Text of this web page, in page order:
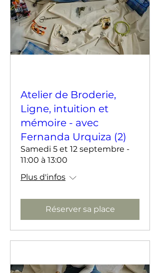
Atelier de Broderie,
Ligne, intuition et
mémoire - avec
Fernanda Urquiza (2)
Samedi 5 et 12 septembre -
11:00 à 13:00
Plus d'infos
Réserver sa place